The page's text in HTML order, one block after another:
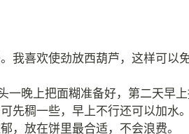
我喜欢使劲放西葫芦，这样可以
一晚上把面糊准备好，第二天早
先稠一些，早上不行还可以加水
，放在饼里最合适，不会浪费。